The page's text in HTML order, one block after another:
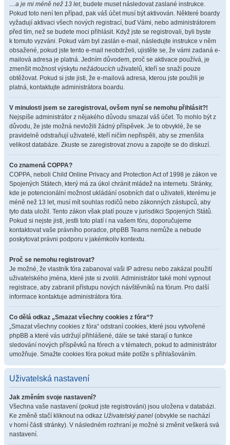
…a je mi méně než 13 let, budete muset následovat zaslané instrukce.
Pokud toto není ten případ, pak váš účet musí být aktivován. Některé boardy
vyžadují aktivaci všech nových registrací, buď Vámi, nebo administrátorem
před tím, než se budete moci přihlásit. Když jste se registrovali, byli byste
k tomuto vyzváni. Pokud vám byl zaslán e-mail, následujte instrukce v něm
obsažené, pokud jste tento e-mail neobdrželi, ujistěte se, že vámi zadaná e-
mailová adresa je platná. Jedním důvodem, proč se aktivace používá, je
zmenšit možnost výskytu nežádoucích uživatelů, kteří se snaží pouze
obtěžovat. Pokud si jste jisti, že e-mailová adresa, kterou jste použili je
platná, kontaktujte administrátora boardu.
V minulosti jsem se zaregistroval, ovšem nyní se nemohu přihlásit?!
Nejspíše administrátor z nějakého důvodu smazal váš účet. To mohlo být z
důvodu, že jste možná nevložili žádný příspěvek. Je to obvyklé, že se
pravidelně odstraňují uživatelé, kteří ničím nepřispěli, aby se zmenšila
velikost databáze. Zkuste se zaregistrovat znovu a zapojte se do diskuzí.
Co znamená COPPA?
COPPA, neboli Child Online Privacy and Protection Act of 1998 je zákon ve
Spojených Státech, který má za úkol chránit mládež na internetu. Stránky,
kde je potencionální možnost ukládání osobních dat o uživateli, kterému je
méně než 13 let, musí mít souhlas rodičů nebo zákonných zástupců, aby
tyto data uložil. Tento zákon však platí pouze v jurisdikci Spojených Států.
Pokud si nejste jisti, jestli toto platí i na vašem fóru, doporučujeme
kontaktovat vaše právního poradce, phpBB Teams nemůže a nebude
poskytovat právni podporu v jakémkoliv kontextu.
Proč se nemohu registrovat?
Je možné, že vlastník fóra zabanoval vaši IP adresu nebo zakázal použití
uživatelského jména, které jste si zvolili. Administrátor také mohl vypnout
registrace, aby zabranil přístupu nových návštěvníků na fórum. Pro další
informace kontaktuje administrátora fóra.
Co dělá odkaz „Smazat všechny cookies z fóra“?
„Smazat všechny cookies z fóra“ odstraní cookies, které jsou vytvořené
phpBB a které vás udržují přihlášené, dále se také starají o funkce
sledování nových příspěvků na fórech a v tématech, pokud to administrátor
umožňuje. Smažte cookies fóra pokud máte potíže s přihlašováním.
Uživatelská nastavení
Jak změním svoje nastavení?
Všechna vaše nastavení (pokud jste registrováni) jsou uložena v databázi.
Ke změně stačí kliknout na odkaz Uživatelský panel (obvykle se nachází
v horní části stránky). V následném rozhraní je možné si změnit veškerá svá
nastavení.